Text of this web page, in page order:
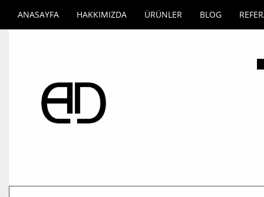
ANASAYFA HAKKIMIZDA ÜRÜNLER BLOG